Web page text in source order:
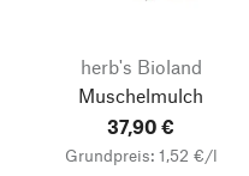
herb's Bioland
Muschelmulch
37,90 €
Grundpreis: 1,52 €/l